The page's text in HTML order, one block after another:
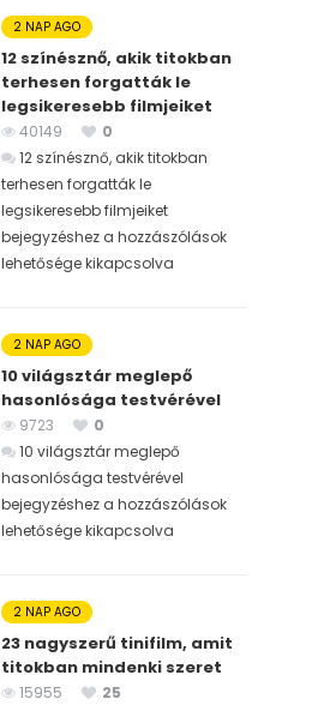
2 NAP AGO
12 színésznő, akik titokban
terhesen forgatták le
legsikeresebb filmjeiket
40149
0
12 színésznő, akik titokban
terhesen forgatták le
legsikeresebb filmjeiket
bejegyzéshez a hozzászólások
lehetősége kikapcsolva
2 NAP AGO
10 világsztár meglepő
hasonlósága testvérével
9723
0
10 világsztár meglepő
hasonlósága testvérével
bejegyzéshez a hozzászólások
lehetősége kikapcsolva
2 NAP AGO
23 nagyszerű tinifilm, amit
titokban mindenki szeret
15955
25